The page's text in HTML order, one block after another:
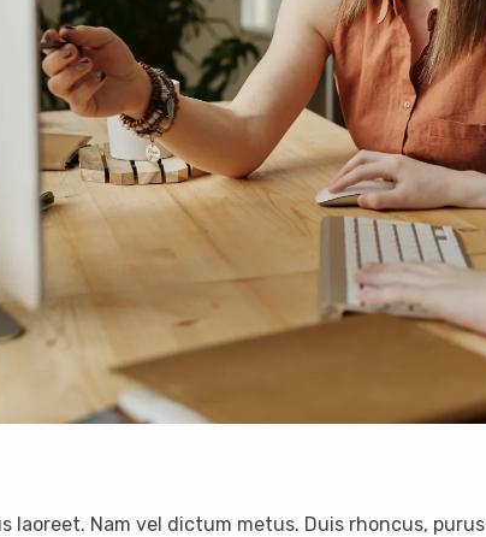
laoreet. Nam vel dictum metus. Duis rhoncus,